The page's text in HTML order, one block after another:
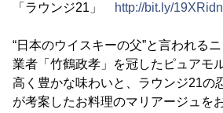
「ラウンジ21」 http://bit.ly/19XRidn
“日本のウイスキーの父”と言われる
業者「竹鶴政孝」を冠したピュアモ
高く豊かな味わいと、ラウンジ21の
が考案したお料理のマリアージュを